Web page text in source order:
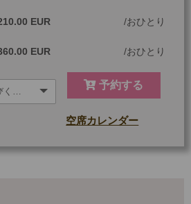
EUR おひとり
EUR おひとり
予約する
空席カレンダー